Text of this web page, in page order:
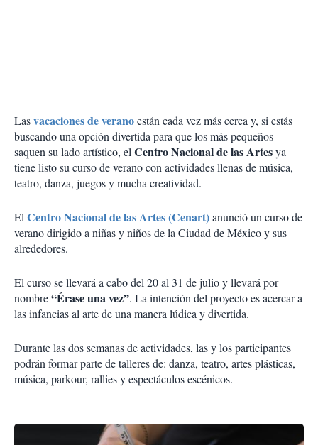
Lasvacaciones de veranoestán cada vez más cerca y, si estás
buscando una opción divertida para que los más pequeños
saquen su lado artístico, elCentro Nacional de las Artesya
tiene listo su curso de verano con actividades llenas de música,
teatro, danza, juegos y mucha creatividad.
ElCentro Nacional de las Artes (Cenart)anunció un curso de
verano dirigido a niñas y niños de la Ciudad de México y sus
alrededores.
El curso se llevará a cabo del 20 al 31 de julio y llevará por
nombre“Érase una vez”. La intención del proyecto es acercar a
las infancias al arte de una manera lúdica y divertida.
Durante las dos semanas de actividades, las y los participantes
podrán formar parte de talleres de: danza, teatro, artes plásticas,
música, parkour, rallies y espectáculos escénicos.